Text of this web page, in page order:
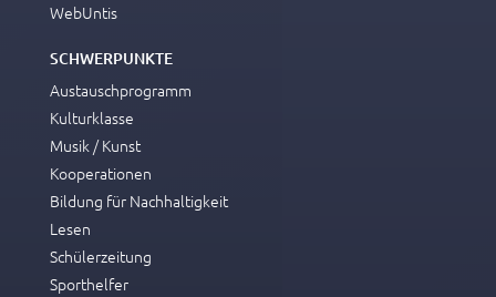
WebUntis
SCHWERPUNKTE
Austauschprogramm
Kulturklasse
Musik / Kunst
Kooperationen
Bildung für Nachhaltigkeit
Lesen
Schülerzeitung
Sporthelfer